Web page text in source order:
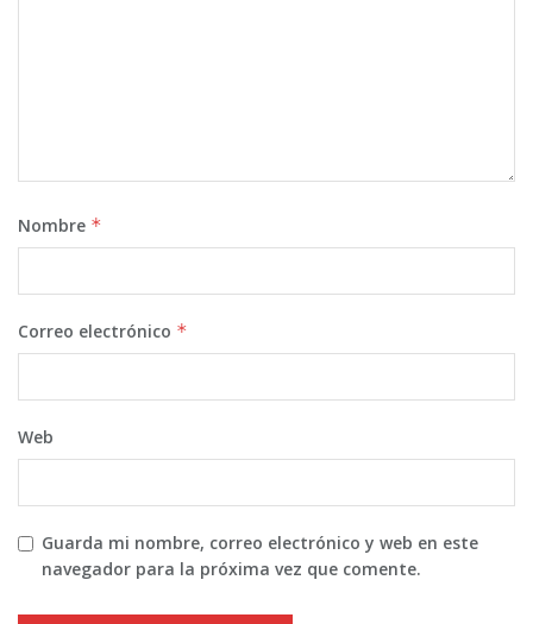
Nombre *
Correo electrónico *
Web
Guarda mi nombre, correo electrónico y web en este
navegador para la próxima vez que comente.